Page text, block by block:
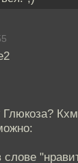
Глюкоза?